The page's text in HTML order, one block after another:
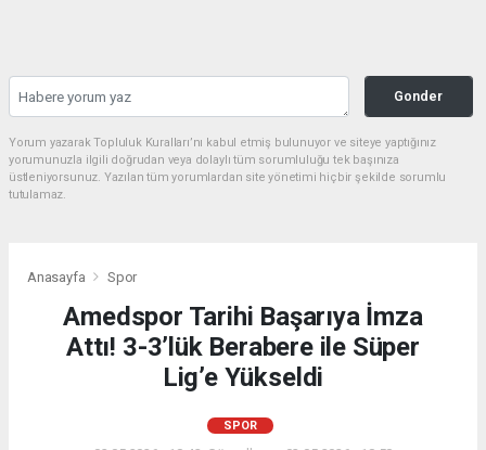
Gonder
Yorum yazarak Topluluk Kuralları’nı kabul etmiş bulunuyor ve siteye yaptığınız
yorumunuzla ilgili doğrudan veya dolaylı tüm sorumluluğu tek başınıza
üstleniyorsunuz. Yazılan tüm yorumlardan site yönetimi hiçbir şekilde sorumlu
tutulamaz.
Anasayfa Spor
Amedspor Tarihi Başarıya İmza
Attı! 3-3’lük Berabere ile Süper
Lig’e Yükseldi
SPOR